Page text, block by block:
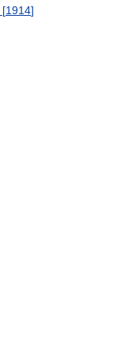
[1914]